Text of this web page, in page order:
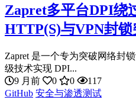
Zapret多平台DPI绕
HTTP(S)与VPN封锁
Zapret 是一个专为突破网络封
级技术实现 DPI...
9 月前
0 0
117
GitHub 安全与渗透测试